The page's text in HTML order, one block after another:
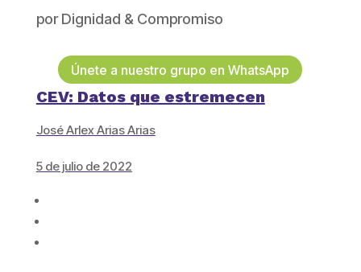
porDignidad & Compromiso
Únete a nuestro grupo en WhatsApp
CEV: Datos que estremecen
José Arlex Arias Arias
5 de julio de 2022